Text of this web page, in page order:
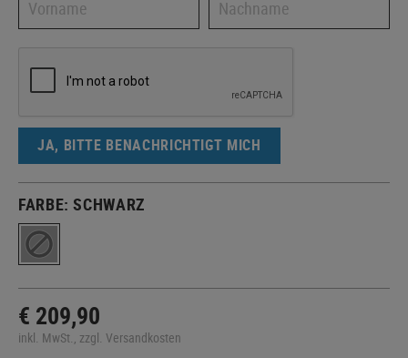
JA, BITTE BENACHRICHTIGT MICH
FARBE:SCHWARZ
€ 209,90
inkl. MwSt., zzgl. Versandkosten